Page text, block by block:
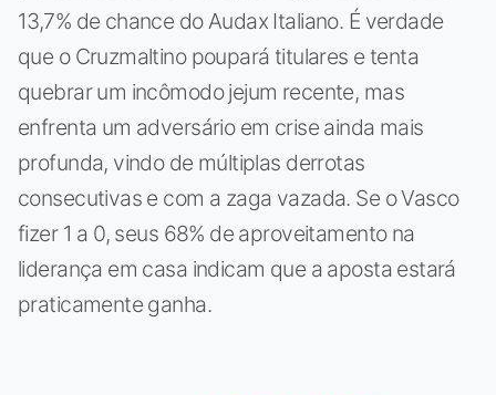
13,7% de chance do Audax Italiano. É verdade
que o Cruzmaltino poupará titulares e tenta
quebrar um incômodo jejum recente, mas
enfrenta um adversário em crise ainda mais
profunda, vindo de múltiplas derrotas
consecutivas e com a zaga vazada. Se o Vasco
fizer 1 a 0, seus 68% de aproveitamento na
liderança em casa indicam que a aposta estará
praticamente ganha.